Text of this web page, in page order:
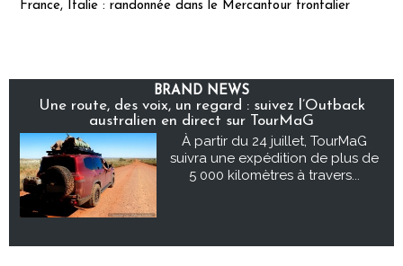
France, Italie : randonnée dans le Mercantour frontalier
BRAND NEWS
Une route, des voix, un regard : suivez l’Outback
australien en direct sur TourMaG
À partir du 24 juillet, TourMaG
suivra une expédition de plus de
5 000 kilomètres à travers...